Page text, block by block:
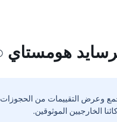
هومستاي
وعرض التقييمات من